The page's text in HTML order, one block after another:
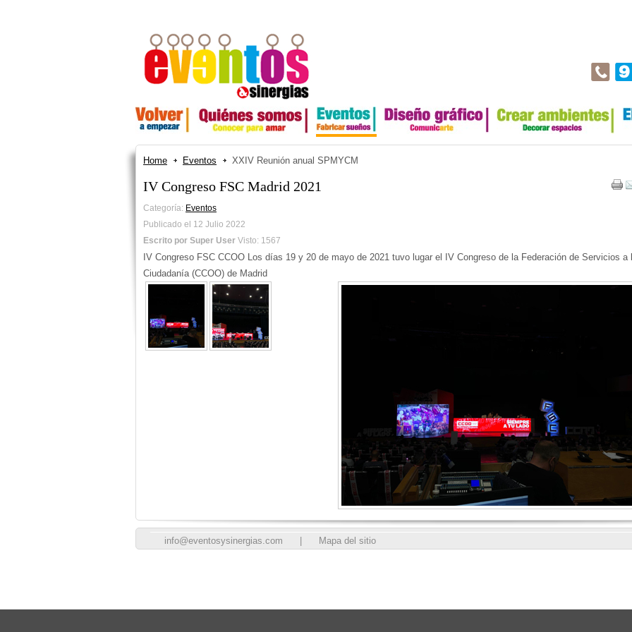
Home Eventos XXIV Reunión anual SPMYCM
IV Congreso FSC Madrid 2021
Categoría: Eventos
Publicado el 12 Julio 2022
Escrito por Super User Visto: 1567
IV Congreso FSC CCOO Los días 19 y 20 de mayo de 2021 tuvo lugar el IV Congreso de la Federación de Servicios a
Ciudadanía (CCOO) de Madrid
info@eventosysinergias.com Mapa del sitio